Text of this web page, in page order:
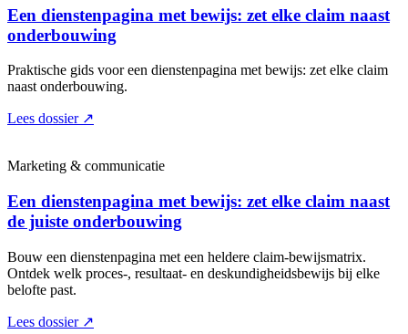
Een dienstenpagina met bewijs: zet elke claim naast
onderbouwing
Praktische gids voor een dienstenpagina met bewijs: zet elke claim
naast onderbouwing.
Lees dossier ↗
Marketing & communicatie
Een dienstenpagina met bewijs: zet elke claim naast
de juiste onderbouwing
Bouw een dienstenpagina met een heldere claim-bewijsmatrix.
Ontdek welk proces-, resultaat- en deskundigheidsbewijs bij elke
belofte past.
Lees dossier ↗